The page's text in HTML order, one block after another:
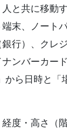
と共に移動
末、ノート
行）、クレ
ンバーカー
から日時と「
度・高さ（